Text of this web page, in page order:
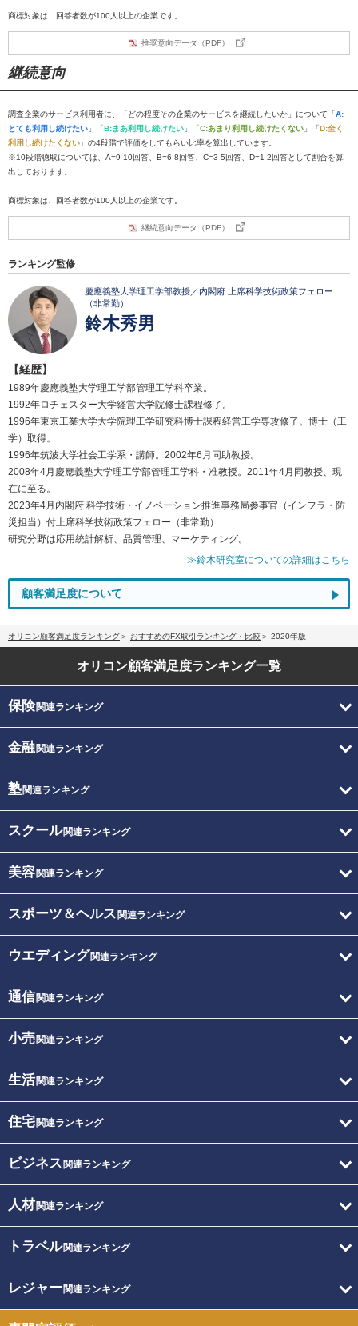
商標対象は、回答者数が100人以上の企業です。
推奨意向データ（PDF）
継続意向
調査企業のサービス利用者に、「どの程度その企業のサービスを継続したいか」について「A:
とても利用し続けたい 」「B:まあ利用し続けたい 」「C:あまり利用し続けたくない 」「D:全く
利用し続けたくない 」の4段階で評価をしてもらい比率を算出しています。
※10段階聴取については、A=9-10回答、B=6-8回答、C=3-5回答、D=1-2回答として割合を算
出しております。
商標対象は、回答者数が100人以上の企業です。
継続意向データ（PDF）
ランキング監修
慶應義塾大学理工学部教授／内閣府 上席科学技術政策フェロー
（非常勤）
鈴木秀男
【経歴】
1989年慶應義塾大学理工学部管理工学科卒業。
1992年ロチェスター大学経営大学院修士課程修了。
1996年東京工業大学大学院理工学研究科博士課程経営工学専攻修了。博士（工
学）取得。
1996年筑波大学社会工学系・講師。2002年6月同助教授。
2008年4月慶應義塾大学理工学部管理工学科・准教授。2011年4月同教授、現
在に至る。
2023年4月内閣府 科学技術・イノベーション推進事務局参事官（インフラ・防
災担当）付上席科学技術政策フェロー（非常勤）
研究分野は応用統計解析、品質管理、マーケティング。
≫鈴木研究室についての詳細はこちら
顧客満足度について
オリコン顧客満足度ランキング おすすめのFX取引ランキング・比較 2020年版
オリコン顧客満足度ランキング一覧
保険関連ランキング
金融関連ランキング
塾関連ランキング
スクール関連ランキング
美容関連ランキング
スポーツ＆ヘルス 関連ランキング
ウエディング関連ランキング
通信関連ランキング
小売関連ランキング
生活関連ランキング
住宅関連ランキング
ビジネス 関連ランキング
人材関連ランキング
トラベル関連ランキング
レジャー関連ランキング